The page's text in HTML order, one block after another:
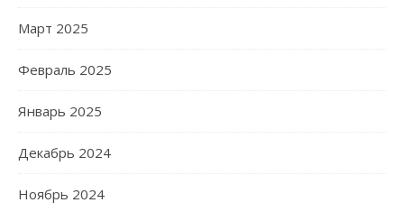
Март 2025
Февраль 2025
Январь 2025
Декабрь 2024
Ноябрь 2024